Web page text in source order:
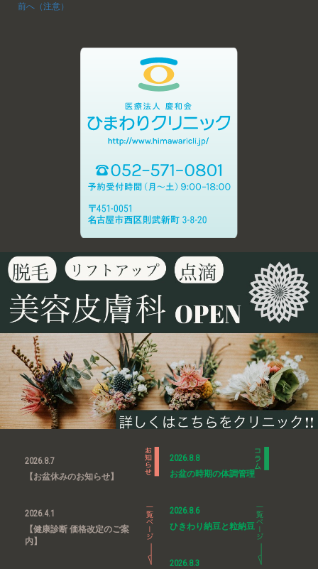
前へ（注意）
2026.8.7
【お盆休みのお知らせ】
2026.4.1
【健康診断 価格改定のご案
内】
2026.8.8
お盆の時期の体調管理
2026.8.6
ひきわり納豆と粒納豆
2026.8.3